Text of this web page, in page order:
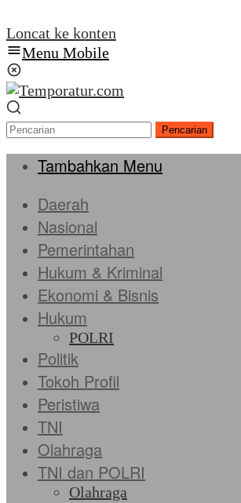
Loncat ke konten
Menu Mobile
Pencarian
Tambahkan Menu
Daerah
Nasional
Pemerintahan
Hukum & Kriminal
Ekonomi & Bisnis
Hukum
POLRI
Politik
Tokoh Profil
Peristiwa
TNI
Olahraga
TNI dan POLRI
Olahraga